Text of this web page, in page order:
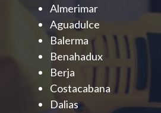
Almerimar
Aguadulce
Balerma
Benahadux
Berja
Costacabana
Dalias